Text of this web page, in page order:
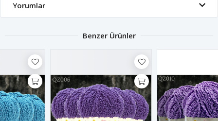
Yorumlar
Benzer Ürünler